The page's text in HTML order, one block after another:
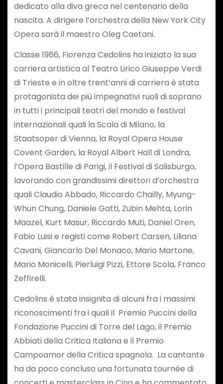
dedicato alla diva greca nel centenario della
nascita. A dirigere l’orchestra della New York City
Opera sarà il maestro Oleg Caetani.
Classe 1966, Fiorenza Cedolins ha iniziato la sua
carriera artistica al Teatro Lirico Giuseppe Verdi
di Trieste e in oltre trent’anni di carriera è stata
protagonista dei più impegnativi ruoli di soprano
in tutti i principali teatri del mondo e festival
internazionali quali la Scala di Milano, la
Staatsoper di Vienna, la Royal Opera House
Covent Garden, la Royal Albert Hall di Londra,
l’Opera Bastille di Parigi, il Festival di Salisburgo,
lavorando con grandissimi direttori d’orchestra
quali Claudio Abbado, Riccardo Chailly, Myung-
Whun Chung, Daniele Gatti, Zubin Mehta, Lorin
Maazel, Kurt Masur, Riccardo Muti, Daniel Oren,
Fabio Luisi e registi come Robert Carsen, Liliana
Cavani, Giancarlo Del Monaco, Mario Martone,
Mario Monicelli, Pierluigi Pizzi, Ettore Scola, Franco
Zeffirelli.
Cedolins è stata insignita di alcuni fra i massimi
riconoscimenti fra i quali il Premio Puccini della
Fondazione Puccini di Torre del Lago, il Premio
Abbiati della Critica Italiana e il Premio
Campoamor della Critica spagnola. La cantante
ha da poco concluso una fortunata tournée di